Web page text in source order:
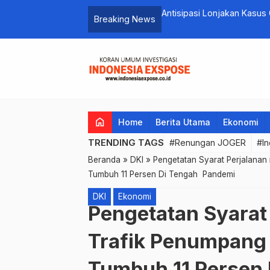
Breaking News
Antisipasi Lonjakan Kasus
home Home Berita Utama Ekonomi
TRENDING TAGS #Renungan JOGER
Beranda » DKI » Pengetatan Syarat Perjalanan
Tumbuh 11 Persen Di Tengah Pandemi
DKI Ekonomi
Pengetatan
Trafik